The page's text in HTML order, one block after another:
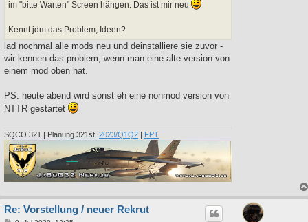
im "bitte Warten" Screen hängen. Das ist mir neu
Kennt jdm das Problem, Ideen?
lad nochmal alle mods neu und deinstalliere sie zuvor -
wir kennen das problem, wenn man eine alte version von
einem mod oben hat.
PS: heute abend wird sonst eh eine nonmod version von
NTTR gestartet
SQCO 321 | Planung 321st: 2023/Q1Q2 | FPT
Re: Vorstellung / neuer Rekrut